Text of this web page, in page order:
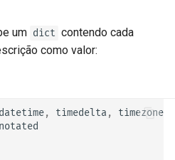
um dict contendo cada
como valor:
datetime, timedelta ,
timezone